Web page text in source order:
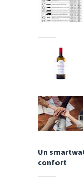
Un
confort